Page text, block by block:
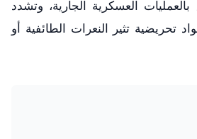
العسكرية الجارية، وتشدد
تحريضية تثير النعرات الطائفية أو